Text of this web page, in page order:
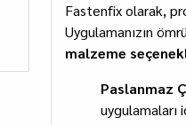
Fastenfix olarak,
Uygulamanızın
malzeme
Paslanmaz
uygulamaları